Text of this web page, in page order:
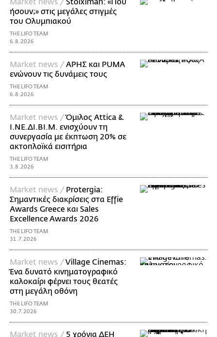
Market news / Stoiximan: «Πού
ήσουν;» στις μεγάλες στιγμές
του Ολυμπιακού
THE LIFO TEAM
6.8.2026
Market news /ΑΡΗΣ και PUMA
ενώνουν τις δυνάμεις τους
THE LIFO TEAM
6.8.2026
Market news /Όμιλος Attica &
Ι.ΝΕ.ΔΙ.ΒΙ.Μ. ενισχύουν τη
συνεργασία με έκπτωση 20% σε
ακτοπλοϊκά εισιτήρια
THE LIFO TEAM
3.8.2026
Market news / Protergia:
Σημαντικές διακρίσεις στα Effie
Awards Greece και Sales
Excellence Awards 2026
THE LIFO TEAM
31.7.2026
Market news /Village Cinemas:
Ένα δυνατό κινηματογραφικό
καλοκαίρι φέρνει τους θεατές
στη μεγάλη οθόνη
THE LIFO TEAM
30.7.2026
Market news / 5 χρόνια ΔΕΗ